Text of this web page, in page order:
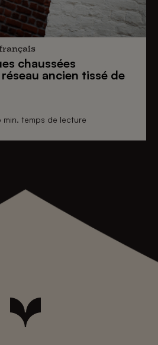
chaussées
ancien tissé de
min. temps de lecture